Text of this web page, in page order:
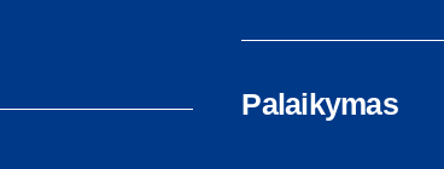
Palaikymas